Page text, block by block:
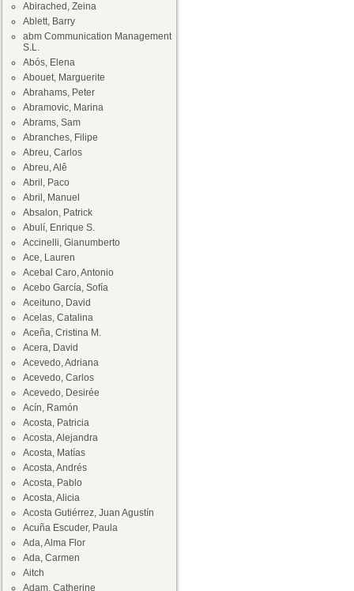
Abirached, Zeina
Ablett, Barry
abm Communication Management
S.L.
Abós, Elena
Abouet, Marguerite
Abrahams, Peter
Abramovic, Marina
Abrams, Sam
Abranches, Filipe
Abreu, Carlos
Abreu, Alê
Abril, Paco
Abril, Manuel
Absalon, Patrick
Abulí, Enrique S.
Accinelli, Gianumberto
Ace, Lauren
Acebal Caro, Antonio
Acebo García, Sofía
Aceituno, David
Acelas, Catalina
Aceña, Cristina M.
Acera, David
Acevedo, Adriana
Acevedo, Carlos
Acevedo, Desirée
Acín, Ramón
Acosta, Patricia
Acosta, Alejandra
Acosta, Matías
Acosta, Andrés
Acosta, Pablo
Acosta, Alicia
Acosta Gutiérrez, Juan Agustín
Acuña Escuder, Paula
Ada, Alma Flor
Ada, Carmen
Aitch
Adam, Catherine